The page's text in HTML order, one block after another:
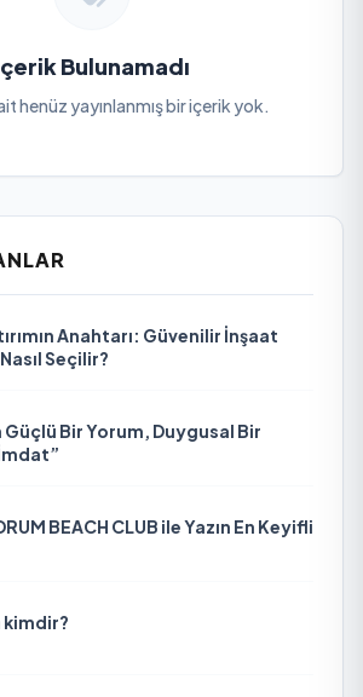
Bulunamadı
henüz yayınlanmış bir içerik yok.
Anahtarı: Güvenilir İnşaat
Seçilir?
Güçlü Bir Yorum, Duygusal Bir
BEACH CLUB ile Yazın En Keyifli
kimdir?